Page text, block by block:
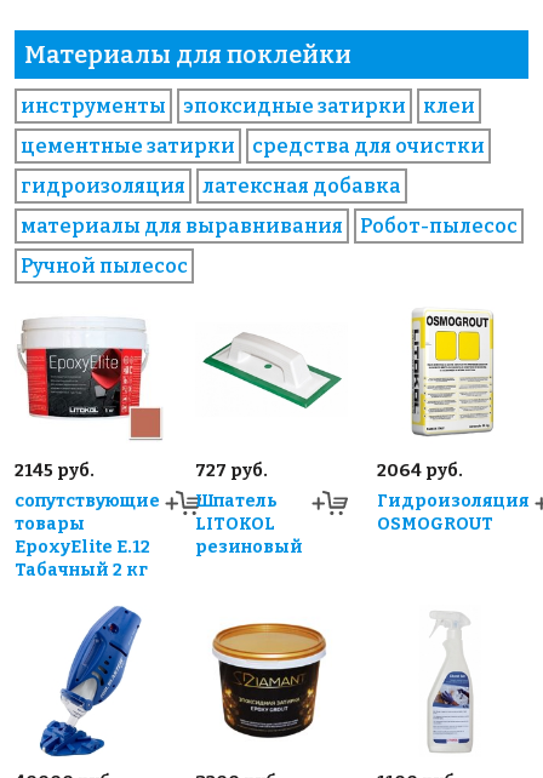
Материалы для поклейки
инструменты эпоксидные затирки
клеи
цементные затирки
средства для очистки
гидроизоляция
латексная добавка
материалы для выравнивания
Робот-пылесос
Ручной пылесос
2145 руб.
сопутствующие
товары
EpoxyElite E.12
Табачный 2 кг
727 руб.
Шпатель
LITOKOL
резиновый
2064 руб.
Гидроизоляция
OSMOGROUT